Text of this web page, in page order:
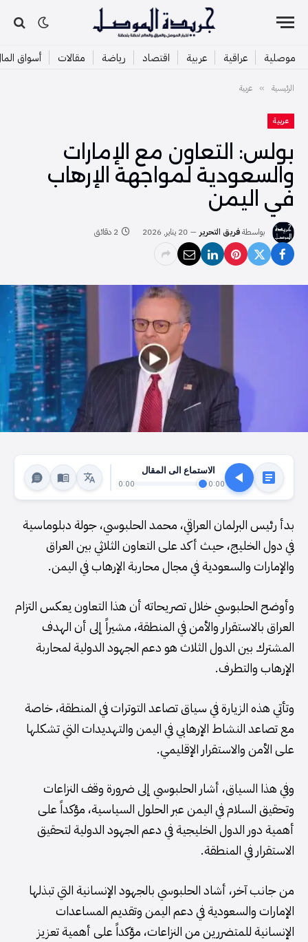
موصلية عراقية عربية اقتصاد رياضة مقالات أسواق
الرئيسية » عربية
عربية
بولس: التعاون مع الإمارات
والسعودية لمواجهة الإرهاب
في اليمن
بواسطةفريق التحرير 20 يناير, 2026 2 دقائق
الاستماع الى المقال
0:00
0:00
بدأ رئيس البرلمان العراقي، محمد الحلبوسي، جولة دبلوماسية
في دول الخليج، حيث أكد على التعاون الثلاثي بين العراق
والإمارات والسعودية في مجال محاربة الإرهاب في اليمن.
وأوضح الحلبوسي خلال تصريحاته أن هذا التعاون يعكس التزام
العراق بالاستقرار والأمن في المنطقة، مشيراً إلى أن الهدف
المشترك بين الدول الثلاث هو دعم الجهود الدولية لمحاربة
الإرهاب والتطرف.
وتأتي هذه الزيارة في سياق تصاعد التوترات في المنطقة، خاصة
مع تصاعد النشاط الإرهابي في اليمن والتهديدات التي تشكلها
على الأمن والاستقرار الإقليمي.
وفي هذا السياق، أشار الحلبوسي إلى ضرورة وقف النزاعات
وتحقيق السلام في اليمن عبر الحلول السياسية، مؤكداً على
أهمية دور الدول الخليجية في دعم الجهود الدولية لتحقيق
الاستقرار في المنطقة.
من جانب آخر، أشاد الحلبوسي بالجهود الإنسانية التي تبذلها
الإمارات والسعودية في دعم اليمن وتقديم المساعدات
الإنسانية للمتضررين من النزاعات، مؤكداً على أهمية تعزيز